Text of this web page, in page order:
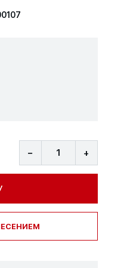
− +